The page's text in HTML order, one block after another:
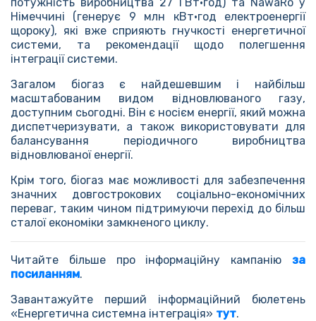
Німеччині (генерує 9 млн кВт•год електроенергії
щороку), які вже сприяють гнучкості енергетичної
системи, та рекомендації щодо полегшення
інтеграції системи.
Загалом біогаз є найдешевшим і найбільш
масштабованим видом відновлюваного газу,
доступним сьогодні. Він є носієм енергії, який можна
диспетчеризувати, а також використовувати для
балансування періодичного виробництва
відновлюваної енергії.
Крім того, біогаз має можливості для забезпечення
значних довгострокових соціально-економічних
переваг, таким чином підтримуючи перехід до більш
сталої економіки замкненого циклу.
Читайте більше про інформаційну кампанію за
посиланням.
Завантажуйте перший інформаційний бюлетень
«Енергетична системна інтеграція» тут.